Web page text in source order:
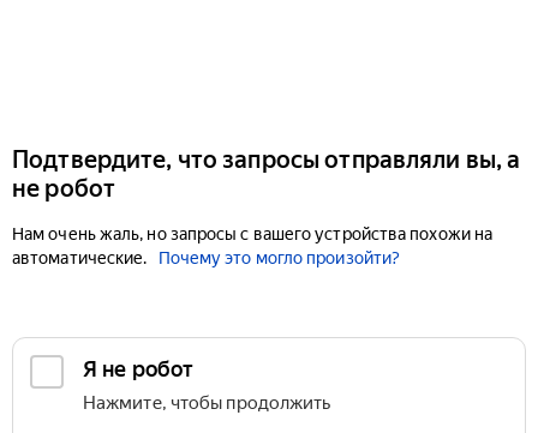
Подтвердите, что запросы отправляли вы, а
не робот
Нам очень жаль, но запросы с вашего устройства похожи на
автоматические.
Почему это могло произойти?